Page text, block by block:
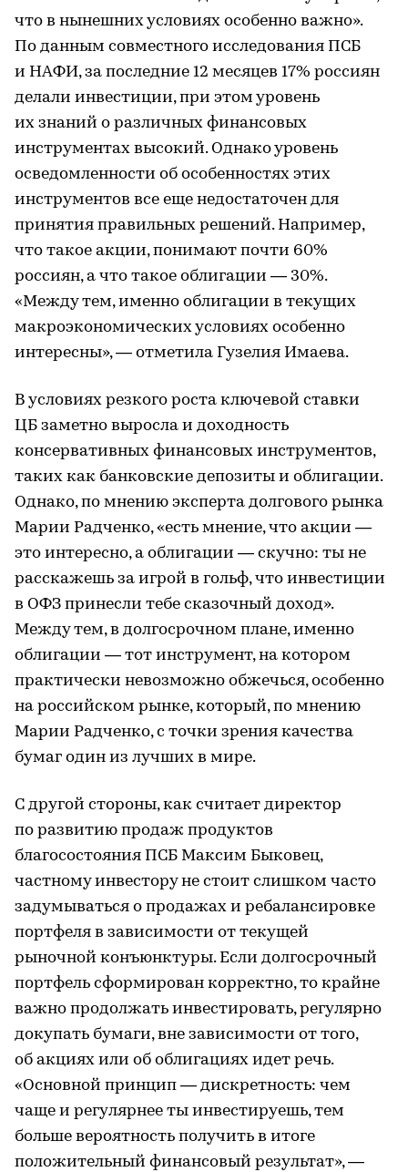
что в нынешних условиях особенно важно».
По данным совместного исследования ПСБ
и НАФИ, за последние 12 месяцев 17% россиян
делали инвестиции, при этом уровень
их знаний о различных финансовых
инструментах высокий. Однако уровень
осведомленности об особенностях этих
инструментов все еще недостаточен для
принятия правильных решений. Например,
что такое акции, понимают почти 60%
россиян, а что такое облигации — 30%.
«Между тем, именно облигации в текущих
макроэкономических условиях особенно
интересны», — отметила Гузелия Имаева.
В условиях резкого роста ключевой ставки
ЦБ заметно выросла и доходность
консервативных финансовых инструментов,
таких как банковские депозиты и облигации.
Однако, по мнению эксперта долгового рынка
Марии Радченко, «есть мнение, что акции —
это интересно, а облигации — скучно: ты не
расскажешь за игрой в гольф, что инвестиции
в ОФЗ принесли тебе сказочный доход».
Между тем, в долгосрочном плане, именно
облигации — тот инструмент, на котором
практически невозможно обжечься, особенно
на российском рынке, который, по мнению
Марии Радченко, с точки зрения качества
бумаг один из лучших в мире.
С другой стороны, как считает директор
по развитию продаж продуктов
благосостояния ПСБ Максим Быковец,
частному инвестору не стоит слишком часто
задумываться о продажах и ребалансировке
портфеля в зависимости от текущей
рыночной конъюнктуры. Если долгосрочный
портфель сформирован корректно, то крайне
важно продолжать инвестировать, регулярно
докупать бумаги, вне зависимости от того,
об акциях или об облигациях идет речь.
«Основной принцип — дискретность: чем
чаще и регулярнее ты инвестируешь, тем
больше вероятность получить в итоге
положительный финансовый результат», —